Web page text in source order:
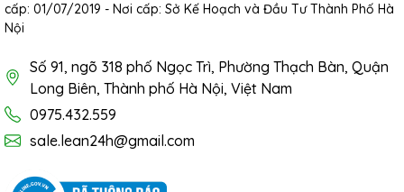
cấp: 01/07/2019 - Nơi cấp: Sở Kế Hoạch và Đầu Tư Thành Phố Hà
Nội
Số 91, ngõ 318 phố Ngọc Trì, Phường Thạch Bàn, Quận
Long Biên, Thành phố Hà Nội, Việt Nam
0975.432.559
sale.lean24h@gmail.com